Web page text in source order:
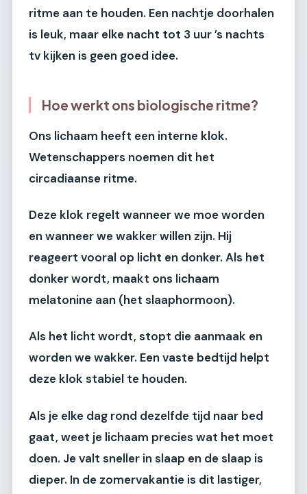
ritme aan te houden. Een nachtje doorhalen
is leuk, maar elke nacht tot 3 uur ’s nachts
tv kijken is geen goed idee.
Hoe werkt ons biologische ritme?
Ons lichaam heeft een interne klok.
Wetenschappers noemen dit het
circadiaanse ritme.
Deze klok regelt wanneer we moe worden
en wanneer we wakker willen zijn. Hij
reageert vooral op licht en donker. Als het
donker wordt, maakt ons lichaam
melatonine aan (het slaaphormoon).
Als het licht wordt, stopt die aanmaak en
worden we wakker. Een vaste bedtijd helpt
deze klok stabiel te houden.
Als je elke dag rond dezelfde tijd naar bed
gaat, weet je lichaam precies wat het moet
doen. Je valt sneller in slaap en de slaap is
dieper. In de zomervakantie is dit lastiger,